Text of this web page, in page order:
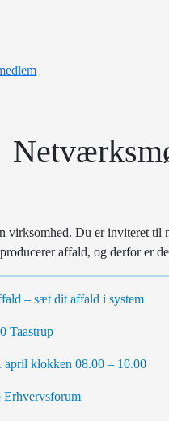
virksomhed. Du er inviteret til
affald, og derfor er
– sæt dit affald i system
Taastrup
april klokken 08.00 – 10.00
Erhvervsforum